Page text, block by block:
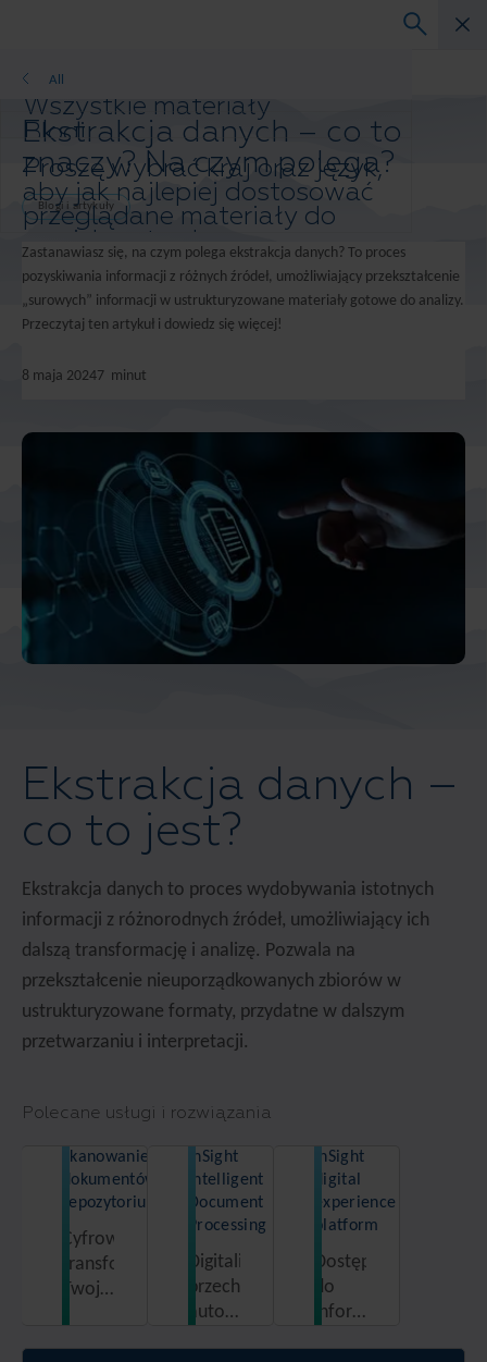
Wszystkie materiały
Blogi
Studium przypadku
Przewodniki po rozwiązaniach
Webinary
Biała księga
All
Proszę wybrać kraj oraz język,
aby jak najlepiej dostosować
przeglądane materiały do
swoich potrzeb.
Preferowany kraj i język:
Asia-Pacific and India
Europe and Southern Africa
Latin America
North America
Blogi i artykuły
Ekstrakcja danych – co to
znaczy? Na czym polega?
Blogi i artykuły
Zastanawiasz się, na czym polega ekstrakcja danych? To proces
pozyskiwania informacji z różnych źródeł, umożliwiający przekształcenie
„surowych” informacji w ustrukturyzowane materiały gotowe do analizy.
Przeczytaj ten artykuł i dowiedz się więcej!
8 maja 20247 minut
Ekstrakcja danych –
co to jest?
Ekstrakcja danych to proces wydobywania istotnych
informacji z różnorodnych źródeł, umożliwiający ich
dalszą transformację i analizę. Pozwala na
przekształcenie nieuporządkowanych zbiorów w
ustrukturyzowane formaty, przydatne w dalszym
przetwarzaniu i interpretacji.
Polecane usługi i rozwiązania
Skanowanie
dokumentów i
repozytorium
Cyfrowa
transformacja
Twojej
InSight
Intelligent
Document
Processing
Digitalizuj,
przechowuj,
automatyzuj
InSight
digital
experience
platform
Dostęp
do
informacji